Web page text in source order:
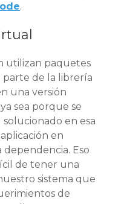
.
utilizan paquetes
de la librería
una versión
sea porque se
en esa
en
Eso
de tener una
sistema que
de